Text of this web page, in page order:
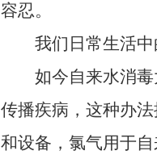
容忍。
我们日常生活中
如今自来水消毒
传播疾病，这种办
和设备，氯气用于